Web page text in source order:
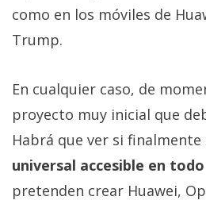
como en los móviles de
Trump.
En cualquier caso, de
proyecto muy inicial que
Habrá que ver si finalmente
universal accesible en
pretenden crear Huawei,